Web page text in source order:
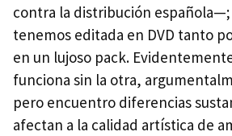
contra la distribución española—;
tenemos editada en DVD tanto
en un lujoso pack.
funciona sin la otra,
pero encuentro diferencias
afectan a la calidad artística de